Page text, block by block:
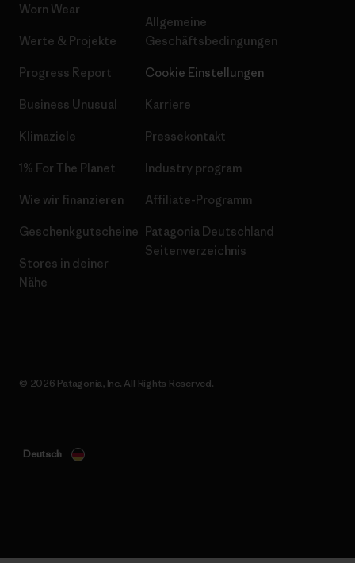
Worn Wear
Werte & Projekte
Progress Report
Business Unusual
Klimaziele
1% For The Planet
Wie wir finanzieren
Geschenkgutscheine
Stores in deiner
Nähe
Allgemeine
Geschäftsbedingungen
Cookie Einstellungen
Karriere
Pressekontakt
Industry program
Affiliate-Programm
Patagonia Deutschland
Seitenverzeichnis
© 2026 Patagonia, Inc. All Rights Reserved.
Deutsch